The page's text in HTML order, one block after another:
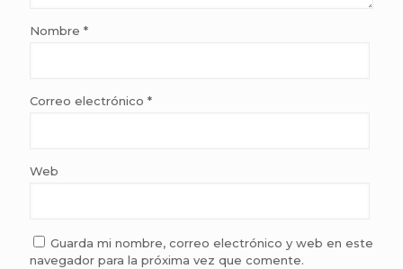
Nombre *
Correo electrónico *
Web
Guarda mi nombre, correo electrónico y web en este
navegador para la próxima vez que comente.